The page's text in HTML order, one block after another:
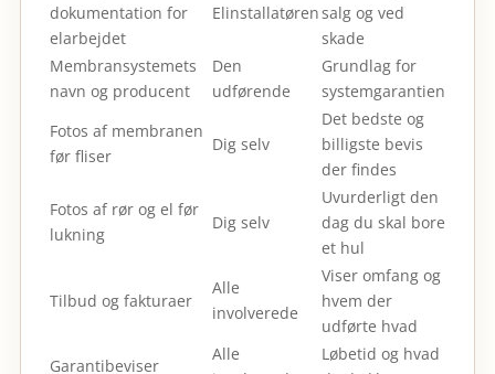
dokumentation for
elarbejdet
Elinstallatørensalg og ved
skade
Membransystemets
navn og producent
Den
udførende
Grundlag for
systemgarantien
Fotos af membranen
før fliser
Dig selv
Det bedste og
billigste bevis
der findes
Fotos af rør og el før
lukning
Dig selv
Uvurderligt den
dag du skal bore
et hul
Tilbud og fakturaer
Alle
involverede
Viser omfang og
hvem der
udførte hvad
Garantibeviser
Alle
Løbetid og hvad